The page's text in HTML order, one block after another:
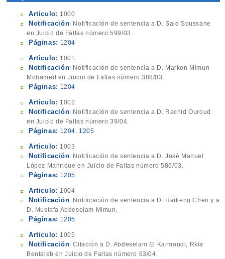
Articulo: 1000
Notificación: Notificación de sentencia a D. Said Soussane
en Juicio de Faltas número 599/03.
Páginas: 1204
Articulo: 1001
Notificación: Notificación de sentencia a D. Markon Mimun
Mohamed en Juicio de Faltas número 388/03.
Páginas: 1204
Articulo: 1002
Notificación: Notificación de sentencia a D. Rachid Ouroud
en Juicio de Faltas número 39/04.
Páginas: 1204, 1205
Articulo: 1003
Notificación: Notificación de sentencia a D. José Manuel
López Manrique en Juicio de Faltas número 586/03.
Páginas: 1205
Articulo: 1004
Notificación: Notificación de sentencia a D. Haifieng Chen y a
D. Mustafa Abdeselam Mimun.
Páginas: 1205
Articulo: 1005
Notificación: Citación a D. Abdeselam El Karmoudi, Rkia
Bentaleb en Juicio de Faltas número 63/04.